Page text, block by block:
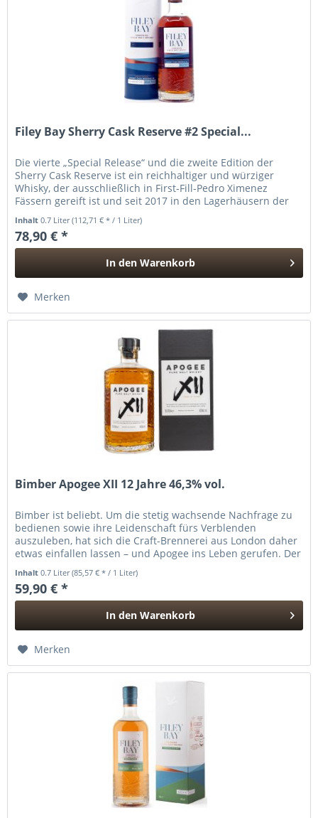
Filey Bay Sherry Cask Reserve #2 Special...
Die vierte „Special Release“ und die zweite Edition der
Sherry Cask Reserve ist ein reichhaltiger und würziger
Whisky, der ausschließlich in First-Fill-Pedro Ximenez
Fässern gereift ist und seit 2017 in den Lagerhäusern der
Inhalt0.7 Liter(112,71 € * / 1 Liter)
78,90 € *
In den Warenkorb
Merken
Bimber Apogee XII 12 Jahre 46,3% vol.
Bimber ist beliebt. Um die stetig wachsende Nachfrage zu
bedienen sowie ihre Leidenschaft fürs Verblenden
auszuleben, hat sich die Craft-Brennerei aus London daher
etwas einfallen lassen – und Apogee ins Leben gerufen. Der
Inhalt0.7 Liter(85,57 € * / 1 Liter)
59,90 € *
In den Warenkorb
Merken